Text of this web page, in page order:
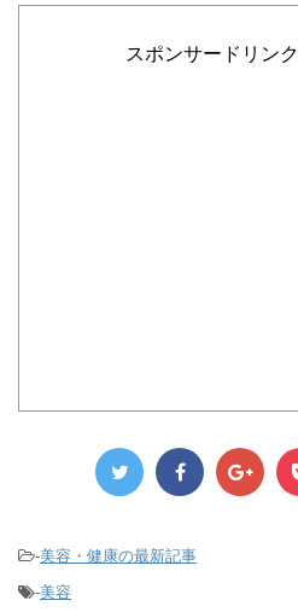
スポンサードリンク
-美容・健康の最新記事
-美容